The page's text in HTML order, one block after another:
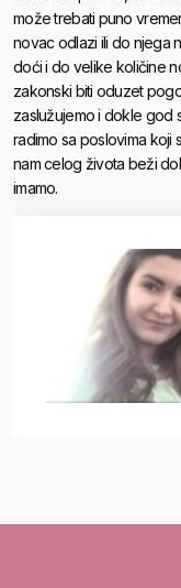
može trebati puno
novac odlazi ili do njega
doći i do velike količine
zakonski biti oduzet
zaslužujemo i dokle god
radimo sa poslovima koji
nam celog života beži
imamo.